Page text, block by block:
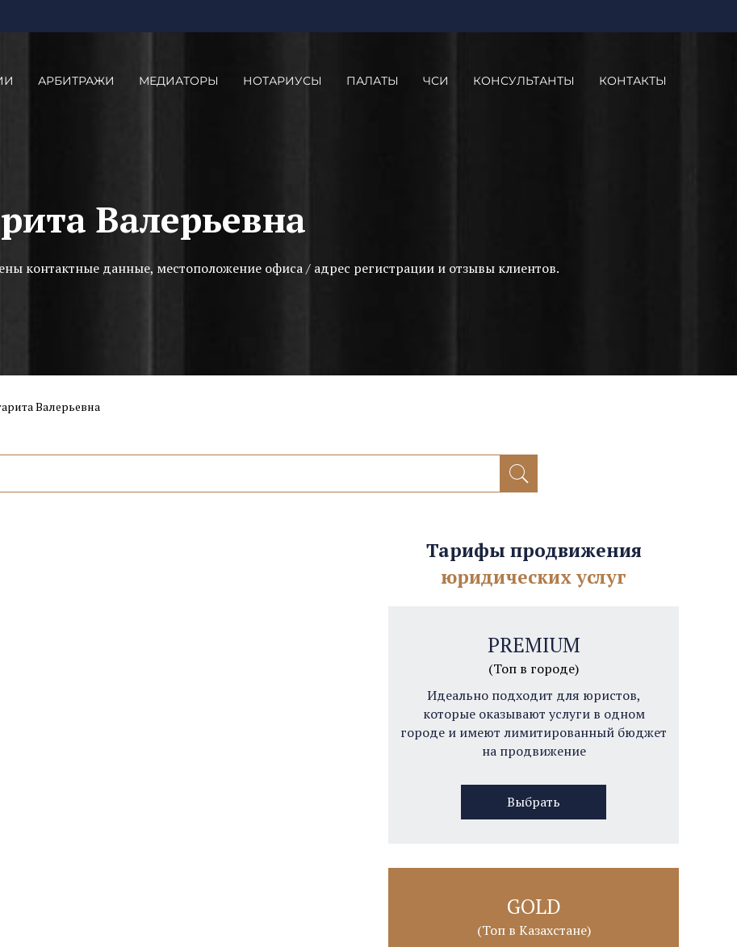
АРБИТРАЖИ МЕДИАТОРЫ НОТАРИУСЫ ПАЛАТЫ ЧСИ КОНСУЛЬТАНТЫ КОНТАКТЫ
Валерьевна
контактные данные, местоположение офиса / адрес регистрации и отзывы клиентов.
Валерьевна
Тарифы продвижения
юридических услуг
PREMIUM
(Топ в городе)
Идеально подходит для юристов,
которые оказывают услуги в одном
городе и имеют лимитированный бюджет
на продвижение
Выбрать
GOLD
(Топ в Казахстане)